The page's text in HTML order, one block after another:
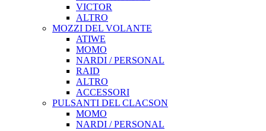
VICTOR
ALTRO
MOZZI DEL VOLANTE
ATIWE
MOMO
NARDI / PERSONAL
RAID
ALTRO
ACCESSORI
PULSANTI DEL CLACSON
MOMO
NARDI / PERSONAL